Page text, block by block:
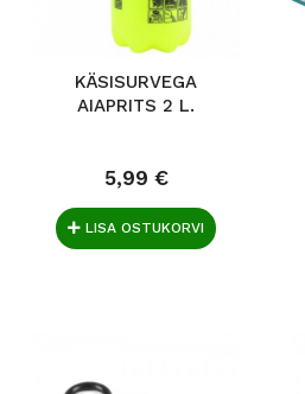
KÄSISURVEGA
AIAPRITS 2 L.
5,99 €
LISA OSTUKORVI